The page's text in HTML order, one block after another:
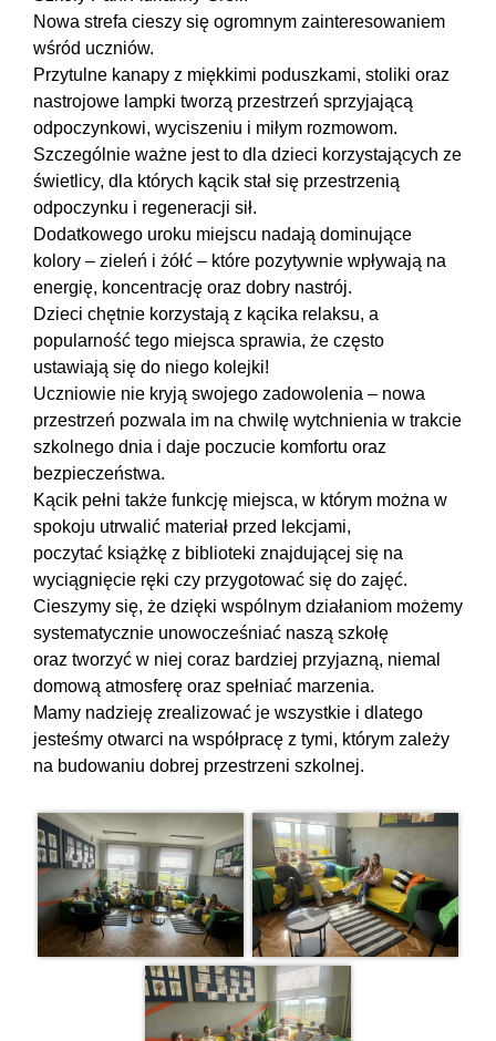
Nowa strefa cieszy się ogromnym zainteresowaniem
wśród uczniów.
Przytulne kanapy z miękkimi poduszkami, stoliki oraz
nastrojowe lampki tworzą przestrzeń sprzyjającą
odpoczynkowi, wyciszeniu i miłym rozmowom.
Szczególnie ważne jest to dla dzieci korzystających ze
świetlicy, dla których kącik stał się przestrzenią
odpoczynku i regeneracji sił.
Dodatkowego uroku miejscu nadają dominujące
kolory – zieleń i żółć – które pozytywnie wpływają na
energię, koncentrację oraz dobry nastrój.
Dzieci chętnie korzystają z kącika relaksu, a
popularność tego miejsca sprawia, że często
ustawiają się do niego kolejki!
Uczniowie nie kryją swojego zadowolenia – nowa
przestrzeń pozwala im na chwilę wytchnienia w trakcie
szkolnego dnia i daje poczucie komfortu oraz
bezpieczeństwa.
Kącik pełni także funkcję miejsca, w którym można w
spokoju utrwalić materiał przed lekcjami,
poczytać książkę z biblioteki znajdującej się na
wyciągnięcie ręki czy przygotować się do zajęć.
Cieszymy się, że dzięki wspólnym działaniom możemy
systematycznie unowocześniać naszą szkołę
oraz tworzyć w niej coraz bardziej przyjazną, niemal
domową atmosferę oraz spełniać marzenia.
Mamy nadzieję zrealizować je wszystkie i dlatego
jesteśmy otwarci na współpracę z tymi, którym zależy
na budowaniu dobrej przestrzeni szkolnej.